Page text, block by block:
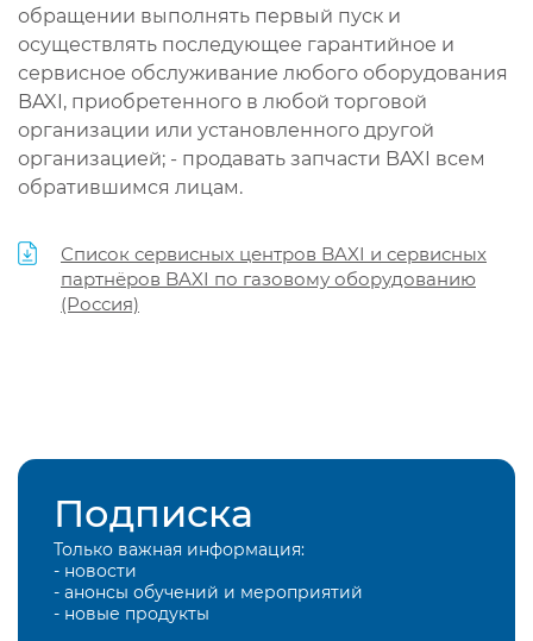
обращении выполнять первый пуск и
осуществлять последующее гарантийное и
сервисное обслуживание любого оборудования
BAXI, приобретенного в любой торговой
организации или установленного другой
организацией; - продавать запчасти BAXI всем
обратившимся лицам.
Список сервисных центров BAXI и сервисных
партнёров BAXI по газовому оборудованию
(Россия)
Подписка
Только важная информация:
- новости
- анонсы обучений и мероприятий
- новые продукты